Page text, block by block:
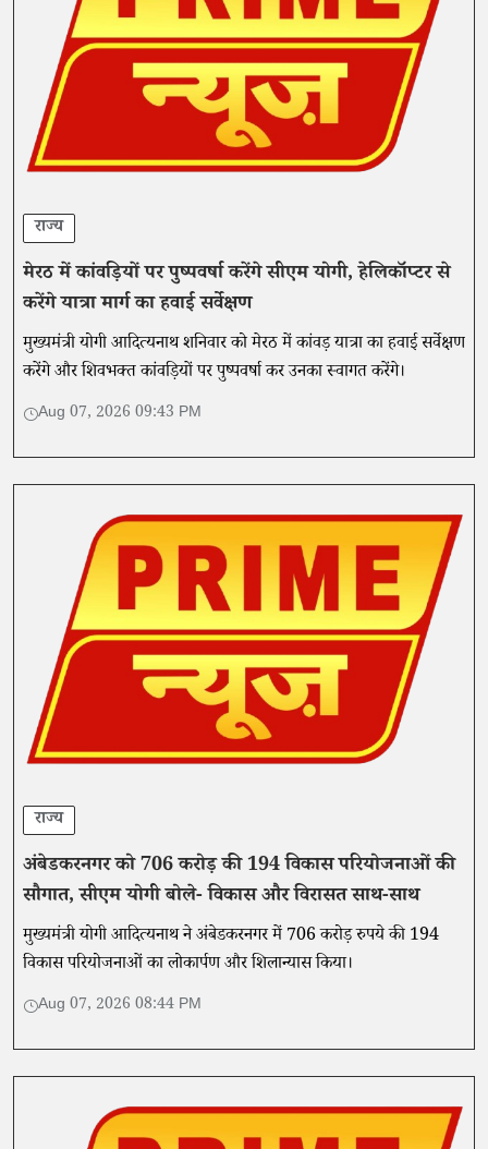
राज्य
मेरठ में कांवड़ियों पर पुष्पवर्षा करेंगे सीएम योगी, हेलिकॉप्टर से
करेंगे यात्रा मार्ग का हवाई सर्वेक्षण
मुख्यमंत्री योगी आदित्यनाथ शनिवार को मेरठ में कांवड़ यात्रा का हवाई सर्वेक्षण
करेंगे और शिवभक्त कांवड़ियों पर पुष्पवर्षा कर उनका स्वागत करेंगे।
Aug 07, 2026 09:43 PM
राज्य
अंबेडकरनगर को 706 करोड़ की 194 विकास परियोजनाओं की
सौगात, सीएम योगी बोले- विकास और विरासत साथ-साथ
मुख्यमंत्री योगी आदित्यनाथ ने अंबेडकरनगर में 706 करोड़ रुपये की 194
विकास परियोजनाओं का लोकार्पण और शिलान्यास किया।
Aug 07, 2026 08:44 PM